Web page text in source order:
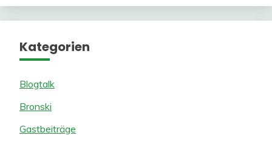
Kategorien
Blogtalk
Bronski
Gastbeiträge